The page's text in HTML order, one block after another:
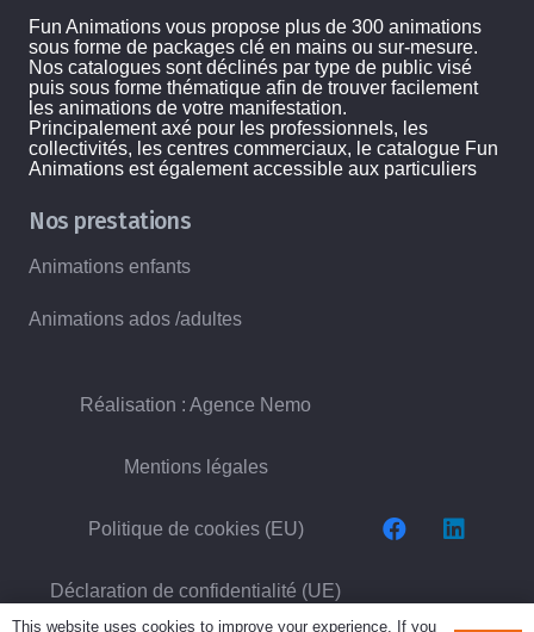
Fun Animations vous propose plus de 300 animations
sous forme de packages clé en mains ou sur-mesure.
Nos catalogues sont déclinés par type de public visé
puis sous forme thématique afin de trouver facilement
les animations de votre manifestation.
Principalement axé pour les professionnels, les
collectivités, les centres commerciaux, le catalogue Fun
Animations est également accessible aux particuliers
Nos prestations
Animations enfants
Animations ados /adultes
Réalisation : Agence Nemo
Mentions légales
Politique de cookies (EU)
Déclaration de confidentialité (UE)
This website uses cookies to improve your experience. If you